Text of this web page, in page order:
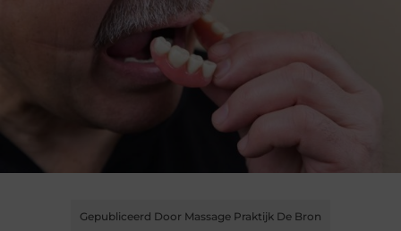
Gepubliceerd Door Massage Praktijk De Bron